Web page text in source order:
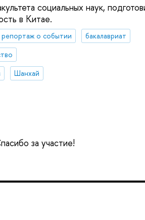
социальных наук,
в Китае.
репортаж о событии
бакалавриат
Шанхай
за участие!